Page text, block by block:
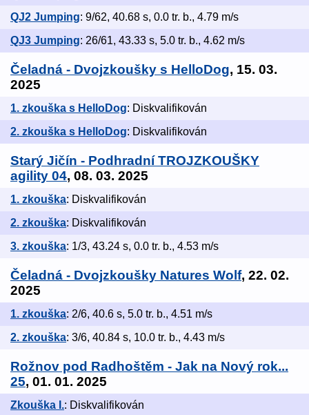
QJ2 Jumping: 9/62, 40.68 s, 0.0 tr. b., 4.79 m/s
QJ3 Jumping: 26/61, 43.33 s, 5.0 tr. b., 4.62 m/s
Čeladná - Dvojzkoušky s HelloDog, 15. 03.
2025
1. zkouška s HelloDog: Diskvalifikován
2. zkouška s HelloDog: Diskvalifikován
Starý Jičín - Podhradní TROJZKOUŠKY
agility 04, 08. 03. 2025
1. zkouška: Diskvalifikován
2. zkouška: Diskvalifikován
3. zkouška: 1/3, 43.24 s, 0.0 tr. b., 4.53 m/s
Čeladná - Dvojzkoušky Natures Wolf, 22. 02.
2025
1. zkouška: 2/6, 40.6 s, 5.0 tr. b., 4.51 m/s
2. zkouška: 3/6, 40.84 s, 10.0 tr. b., 4.43 m/s
Rožnov pod Radhoštěm - Jak na Nový rok...
25, 01. 01. 2025
Zkouška I.: Diskvalifikován